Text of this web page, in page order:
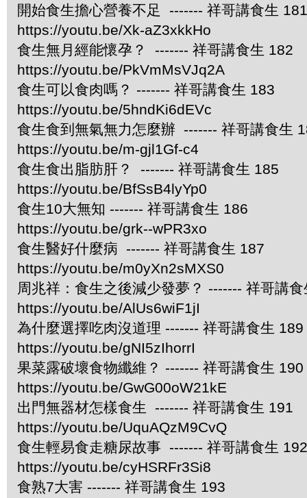
開始食生擔心營養不足 ------- 祥哥講食生 181
https://youtu.be/Xk-aZ3xkkHo
食生無月經能懷孕？ ------- 祥哥講食生 182
https://youtu.be/PkVmMsVJq2A
食生可以食肉嗎？ ------- 祥哥講食生 183
https://youtu.be/5hndKi6dEVc
食生食到無氣無力怎麼辦 ------- 祥哥講食生
https://youtu.be/m-gjl1Gf-c4
食生食出脂肪肝？ ------- 祥哥講食生 185
https://youtu.be/BfSsB4lyYp0
食生10大無知 ------- 祥哥講食生 186
https://youtu.be/grk--wPR3xo
食生醫好什麼病 ------- 祥哥講食生 187
https://youtu.be/m0yXn2sMXS0
周兆祥：食生之後減少發夢？ ------- 祥哥講
https://youtu.be/AlUs6wiF1jI
為什麼選擇吃肉沒道理 ------- 祥哥講食生 189
https://youtu.be/gNI5zIhorrI
果菜露破壞食物纖維？ ------- 祥哥講食生 190
https://youtu.be/GwG00oW21kE
出門無器材怎樣食生 ------- 祥哥講食生 191
https://youtu.be/UquAQzM9CvQ
食生輕易食走糖尿故事 ------- 祥哥講食生 192
https://youtu.be/cyHSRFr3Si8
食熟7大害 ------- 祥哥講食生 193